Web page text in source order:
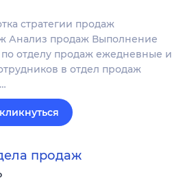
стратегии продаж
Анализ продаж Выполнение
отделу продаж ежедневные и
в отдел продаж
продаж